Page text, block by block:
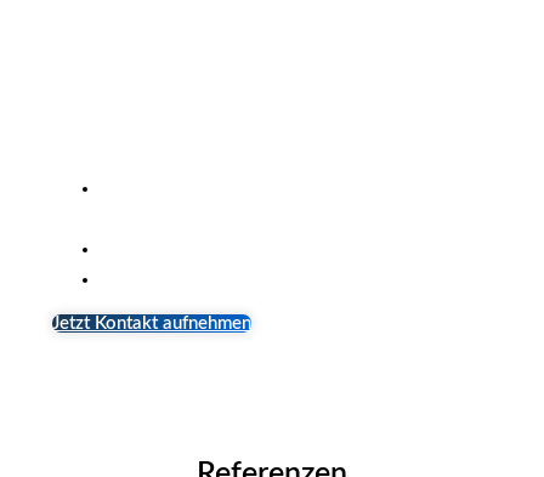
Jetzt Kontakt aufnehmen